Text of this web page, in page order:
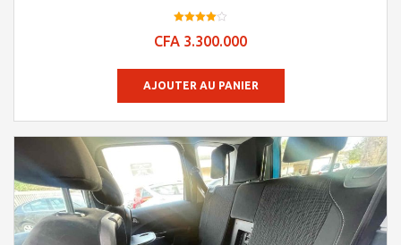
4.0
CFA 3.300.000
AJOUTER AU PANIER